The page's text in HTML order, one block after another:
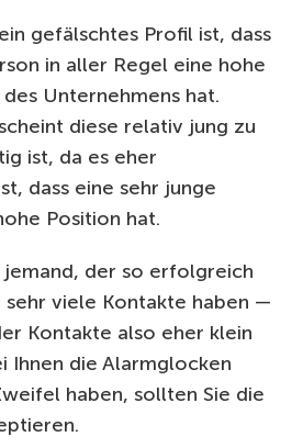
gefälschtes Profil ist, dass
in aller Regel eine hohe
Unternehmens hat.
diese relativ jung zu
ist, da es eher
dass eine sehr junge
Position hat.
der so erfolgreich
sehr viele Kontakte haben —
Kontakte also eher klein
Ihnen die Alarmglocken
haben, sollten Sie die